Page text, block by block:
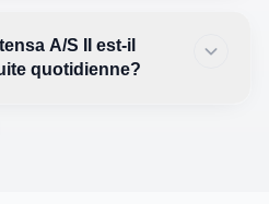
A/S II est-il
quotidienne?